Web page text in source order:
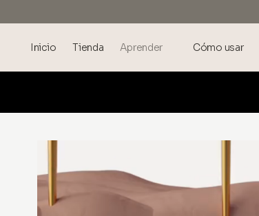
Inicio Tienda Aprender
Events
Ácido Hialurónico Sonicado ®
Mesoterapia: ciencia y
beneficios
Cómo usar